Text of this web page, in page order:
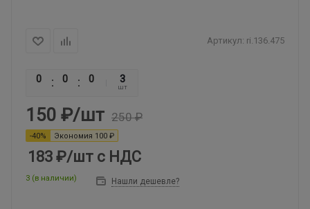
Артикул: ri.136.475
0 0 0 03
шт
150 ₽/шт 250₽
-40% Экономия 100 ₽
183 ₽/шт с НДС
3 (в наличии) Нашли дешевле?